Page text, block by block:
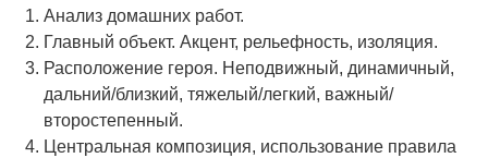
Анализ домашних работ.
Главный объект. Акцент, рельефность, изоляция.
Расположение героя. Неподвижный, динамичный,
дальний/близкий, тяжелый/легкий, важный/
второстепенный.
Центральная композиция, использование правила